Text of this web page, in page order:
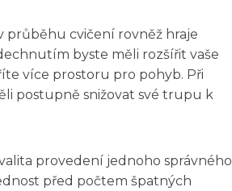
průběhu cvičení rovněž hraje
byste měli rozšířit vaše
více prostoru pro pohyb. Při
postupně snižovat své trupu k
provedení jednoho správného
před počtem špatných